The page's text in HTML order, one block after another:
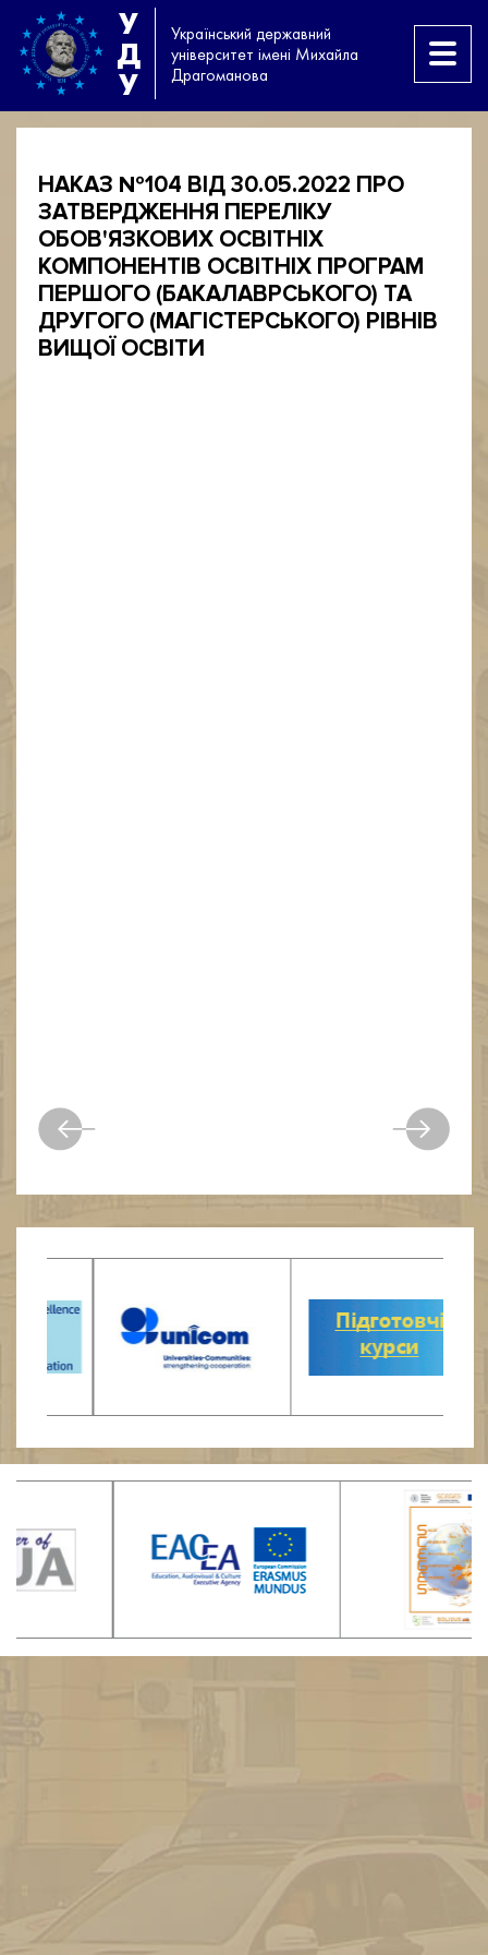
У
Д
У
Український державний
університет імені Михайла
Драгоманова
НАКАЗ №104 ВІД 30.05.2022 ПРО
ЗАТВЕРДЖЕННЯ ПЕРЕЛІКУ
ОБОВ'ЯЗКОВИХ ОСВІТНІХ
КОМПОНЕНТІВ ОСВІТНІХ ПРОГРАМ
ПЕРШОГО (БАКАЛАВРСЬКОГО) ТА
ДРУГОГО (МАГІСТЕРСЬКОГО) РІВНІВ
ВИЩОЇ ОСВІТИ